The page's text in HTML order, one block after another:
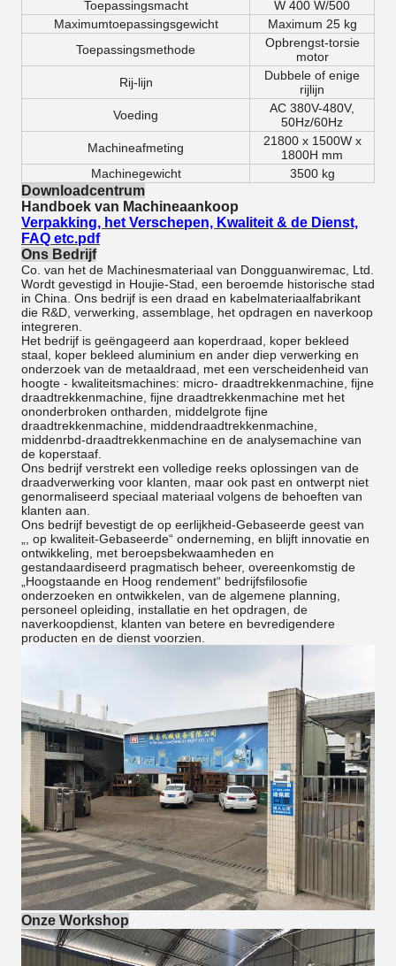
Toepassingsmacht
W 400 W/500
Maximumtoepassingsgewicht
Maximum 25 kg
Toepassingsmethode
Opbrengst-torsie
motor
Rij-lijn
Dubbele of enige
rijlijn
Voeding
AC 380V-480V,
50Hz/60Hz
Machineafmeting
21800 x 1500W x
1800H mm
Machinegewicht
3500 kg
Downloadcentrum
Handboek van Machineaankoop
Verpakking, het Verschepen, Kwaliteit & de Dienst,
FAQ etc.pdf
Ons Bedrijf
Co. van het de Machinesmateriaal van Dongguanwiremac, Ltd.
Wordt gevestigd in Houjie-Stad, een beroemde historische stad
in China. Ons bedrijf is een draad en kabelmateriaalfabrikant
die R&D, verwerking, assemblage, het opdragen en naverkoop
integreren.
Het bedrijf is geëngageerd aan koperdraad, koper bekleed
staal, koper bekleed aluminium en ander diep verwerking en
onderzoek van de metaaldraad, met een verscheidenheid van
hoogte - kwaliteitsmachines: micro- draadtrekkenmachine, fijne
draadtrekkenmachine, fijne draadtrekkenmachine met het
ononderbroken ontharden, middelgrote fijne
draadtrekkenmachine, middendraadtrekkenmachine,
middenrbd-draadtrekkenmachine en de analysemachine van
de koperstaaf.
Ons bedrijf verstrekt een volledige reeks oplossingen van de
draadverwerking voor klanten, maar ook past en ontwerpt niet
genormaliseerd speciaal materiaal volgens de behoeften van
klanten aan.
Ons bedrijf bevestigt de op eerlijkheid-Gebaseerde geest van
„, op kwaliteit-Gebaseerde“ onderneming, en blijft innovatie en
ontwikkeling, met beroepsbekwaamheden en
gestandaardiseerd pragmatisch beheer, overeenkomstig de
„Hoogstaande en Hoog rendement“ bedrijfsfilosofie
onderzoeken en ontwikkelen, van de algemene planning,
personeel opleiding, installatie en het opdragen, de
naverkoopdienst, klanten van betere en bevredigendere
producten en de dienst voorzien.
Onze Workshop